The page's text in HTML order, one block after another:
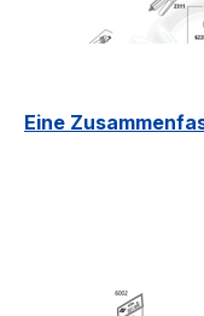
Eine